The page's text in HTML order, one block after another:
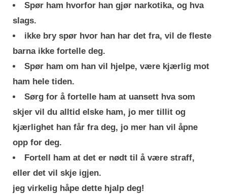
Spør ham hvorfor han gjør narkotika, og hva
slags.
ikke bry spør hvor han har det fra, vil de fleste
barna ikke fortelle deg.
Spør ham om han vil hjelpe, være kjærlig mot
ham hele tiden.
Sørg for å fortelle ham at uansett hva som
skjer vil du alltid elske ham, jo ​​mer tillit og
kjærlighet han får fra deg, jo mer han vil åpne
opp for deg.
Fortell ham at det er nødt til å være straff,
eller det vil skje igjen.
jeg virkelig håpe dette hjalp deg!